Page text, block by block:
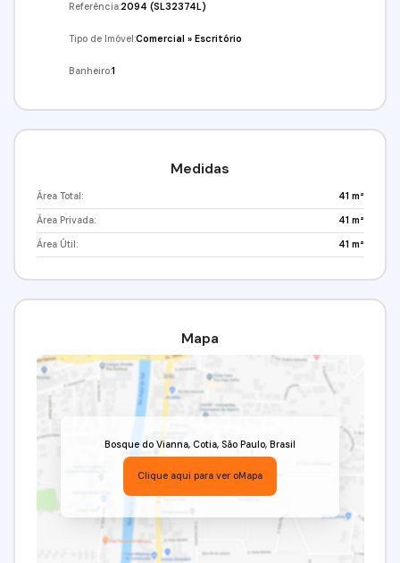
Referência:2094 (SL32374L)
Tipo de Imóvel:Comercial »Escritório
Banheiro:1
Medidas
Área Total: 41 m²
Área Privada: 41 m²
Área Útil: 41 m²
Mapa
Bosque do Vianna, Cotia, São Paulo, Brasil
Clique aqui para ver oMapa